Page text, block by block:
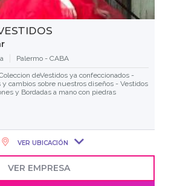
Palermo - CABA
deVestidos ya confeccionados -
cambios sobre nuestros diseños - Vestidos
y Bordadas a mano con piedras
VER UBICACIÓN
VER EMPRESA